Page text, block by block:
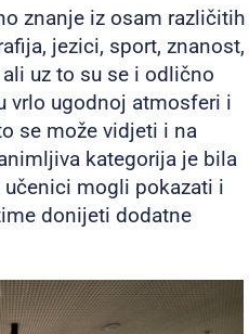
znanje iz osam različitih
jezici, sport, znanost,
uz to su se i odlično
vrlo ugodnoj atmosferi i
se može vidjeti i na
kategorija je bila
učenici mogli pokazati i
donijeti dodatne